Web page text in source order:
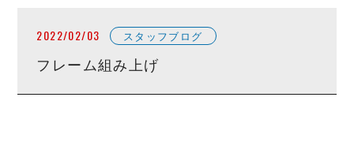
2022/02/03 スタッフブログ
フレーム組み上げ